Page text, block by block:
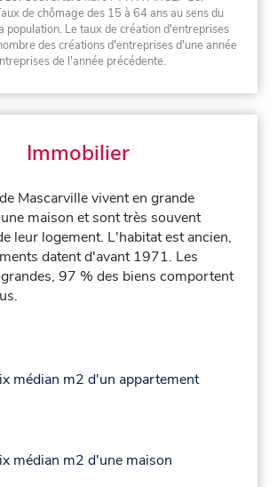
de chômage des 15 à 64 ans au sens du
population. Le taux de création d'entreprises
des créations d'entreprises d'une année
de l'année précédente.
Immobilier
Mascarville vivent en grande
maison et sont très souvent
leur logement. L'habitat est ancien,
datent d'avant 1971. Les
97 % des biens comportent
médian m2 d'un appartement
médian m2 d'une maison